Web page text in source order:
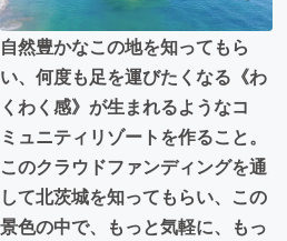
まちづくり・地域活性化
CAMPFIRE for Social Good
CAMPFIREふるさと納税
自然豊かなこの地を知ってもら
い、何度も足を運びたくなる《わ
くわく感》が生まれるようなコ
ミュニティリゾートを作ること。
このクラウドファンディングを通
して北茨城を知ってもらい、この
景色の中で、もっと気軽に、もっ